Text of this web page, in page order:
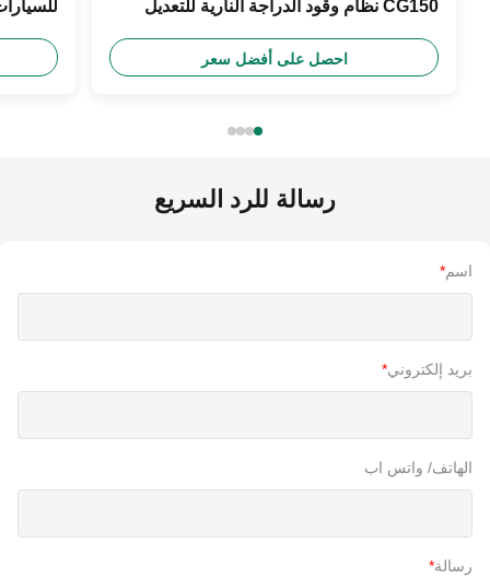
CG150 نظام وقود الدراجة النارية للتعديل
احصل على أفضل سعر
رسالة للرد السريع
اسم*
بريد إلكتروني*
الهاتف/ واتس اب
رسالة*